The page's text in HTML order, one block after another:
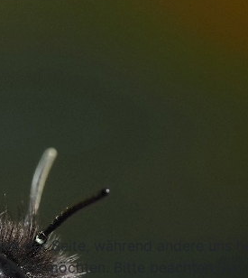
der Seite, während andere uns
möchten. Bitte beachten